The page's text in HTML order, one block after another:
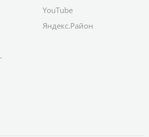
YouTube
Яндекс.Район